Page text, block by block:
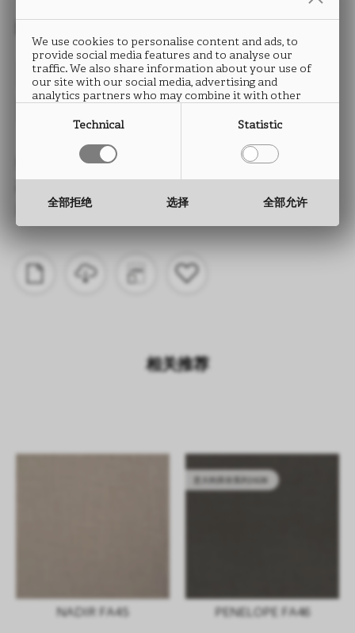
NADIR
FB04
类型： ABS封边条
厚度： 0.5 至 2.0 mm
相关推荐
NADIR FA45 PENELOPE FA46
We use cookies to personalise content and ads, to
provide social media features and to analyse our
traffic. We also share information about your use of
our site with our social media, advertising and
analytics partners who may combine it with other
they have collected from your use of their services.
Technical Statistic
全部拒绝 选择 全部允许